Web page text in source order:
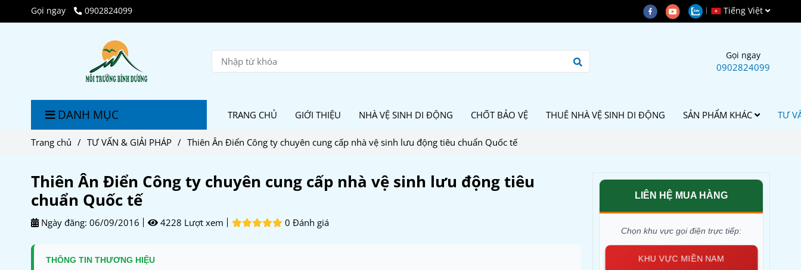
Gọi ngay 0902824099 Tiếng Việt
Gọi ngay
0902824099
DANH MỤC TRANG CHỦ GIỚI THIỆU NHÀ VỆ SINH DI ĐỘNG CHỐT BẢO VỆ THUÊ NHÀ VỆ SINH DI ĐỘNG SẢN PHẨM KHÁC TƯ
Trang chủ / TƯ VẤN & GIẢI PHÁP / Thiên Ân Điển Công ty chuyên cung cấp nhà vệ sinh lưu động tiêu chuẩn Quốc tế
Thiên Ân Điển Công ty chuyên cung cấp nhà vệ sinh lưu động tiêu
chuẩn Quốc tế
Ngày đăng: 06/09/2016 4228 Lượt xem 0 Đánh giá
THÔNG TIN THƯƠNG HIỆU
LIÊN HỆ MUA HÀNG
Chọn khu vực gọi điện trực tiếp:
KHU VỰC MIỀN NAM